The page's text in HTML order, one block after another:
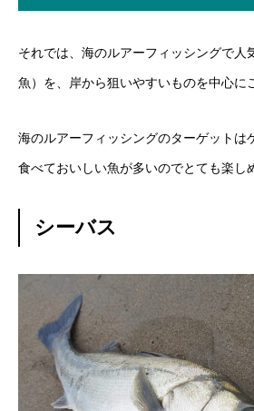
それでは、海のルアーフィッシングで人
魚）を、岸から狙いやすいものを中心に
海のルアーフィッシングのターゲットは
食べておいしい魚が多いのでとても楽し
シーバス